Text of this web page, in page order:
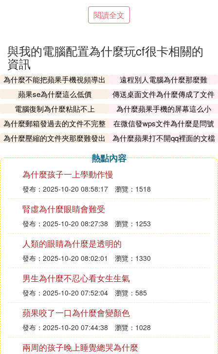
就是顯卡問題，如果換不了的話你照我的方法試試，
二：將電腦的解析度適當調小些，具體電腦顯示器具
體分析，配置比較低的電腦甚至可以考慮用16位色。
第三：強行關閉顯卡的垂直同步，這是必要的。 第
四：右鍵「我的電腦」，屬性，高級，性能，選擇
「最佳性能」。 第五：桌面屬性，設置，高級，監
視器，屏幕刷新率調到75以上，這里要說的是很多玩
cs的朋友甚至把屏幕刷新率搞到了200，其實沒有必
要，因為屏幕刷新率75以上時，人的肉眼已經分辨不
出來畫面的流暢度區別了。 另外，桌面的文件越少
越好，經過上面5步後，ok，進游戲吧，看看你的fps
提高了多少，玩起來應該很爽了，當然也許會遇到fp
s不穩定的情況.
⑸ 我電腦網速夠，配置也行，為什麼玩穿越火線卻
很卡
摘要親，您的問題我已收到，看完會及時回復，請稍
等一會兒哦。您追問後，因為單子太多會依次回答，
不會不回答您的，請您耐心等待一會兒哦!
⑹ 電腦明明配置很高，為什麼玩游戲卻很卡頓
1、你要看看游戲 廠家 給你的建議配置
2、需要你看看是否有該游戲的某些數據驅動 你沒有
更新到位
3、同時如果是筆記本，是否存在集成顯卡和獨立顯
卡，沒有做到自然切換
⑺ 電腦明明配置很高，為什麼玩游戲卻很卡頓
計算機卡頓具體介紹如下：
閱讀全文
與我的電腦配置為什麼玩cf很卡相關的
資訊
為什麼不能把蘋果手機視頻導出
遠程別人電腦為什麼那麼難
蘋果se為什麼這么低價
傳送桌面文件為什麼傳成了文件
夾
電腦復制為什麼粘貼不上
為什麼蘋果手機的屏幕這么小
為什麼郵箱發過去的文件不完整
呢
在微信發wps文件為什麼是問號
為什麼壓縮的文件夾那麼難發出
為什麼蘋果打不開qq裡面的文檔
熱點內容
為什麼孩子一上學動作慢
發布：2025-10-20 08:58:17 瀏覽：1518
腎虛為什麼眼睛會難受
發布：2025-10-20 08:27:38 瀏覽：1253
人類的眼睛為什麼是透明的
發布：2025-10-20 08:02:01 瀏覽：1330
男生為什麼不忍心看女生生氣
發布：2025-10-20 07:52:04 瀏覽：585
蘋果咬了一口為什麼會變顏色
發布：2025-10-20 07:44:38 瀏覽：1028
兩周的孩子晚上睡覺總哭為什麼